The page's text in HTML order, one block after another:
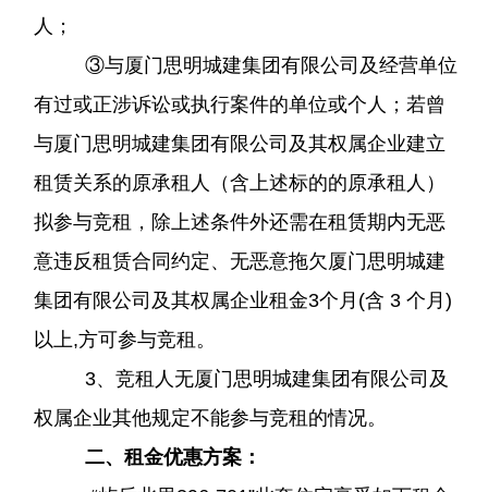
人；
③与厦门思明城建集团有限公司及经营单位
有过或正涉诉讼或执行案件的单位或个人；若曾
与厦门思明城建集团有限公司及其权属企业建立
租赁关系的原承租人（含上述标的的原承租人）
拟参与竞租，除上述条件外还需在租赁期内无恶
意违反租赁合同约定、无恶意拖欠厦门思明城建
集团有限公司及其权属企业租金3个月(含 3 个月)
以上,方可参与竞租。
3、竞租人无厦门思明城建集团有限公司及
权属企业其他规定不能参与竞租的情况。
二、租金优惠方案：